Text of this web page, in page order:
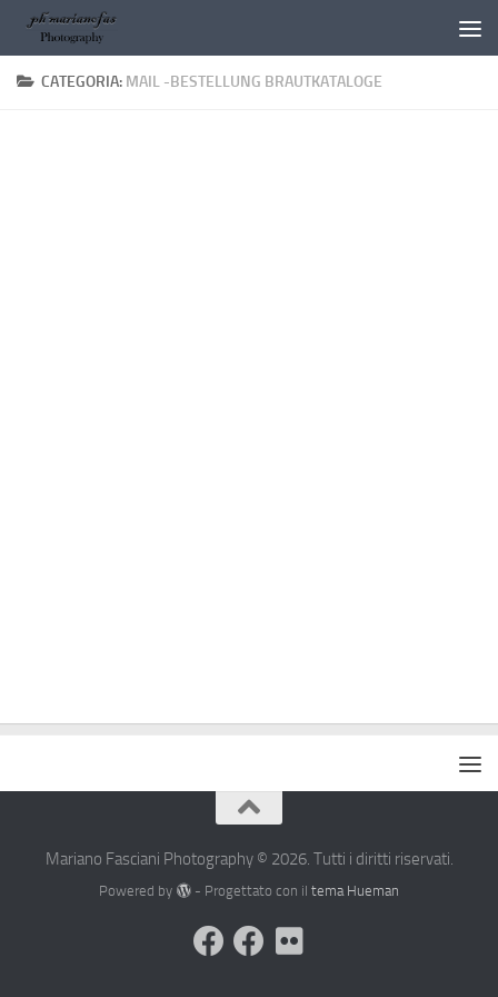
Salta al contenuto
CATEGORIA: MAIL -BESTELLUNG BRAUTKATALOGE
Mariano Fasciani Photography © 2026. Tutti i diritti riservati.
Powered by - Progettato con il tema Hueman